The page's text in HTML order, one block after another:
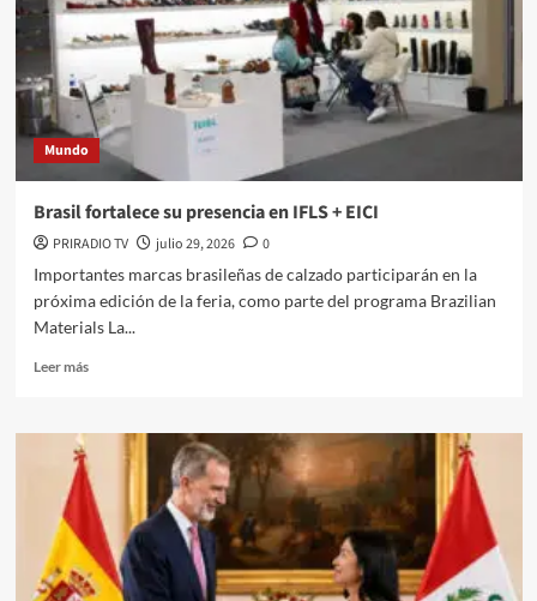
encuentro
del
mapa
exportador
del
mueble
brasileño
Mundo
Brasil fortalece su presencia en IFLS + EICI
PRIRADIO TV julio 29, 2026
0
Importantes marcas brasileñas de calzado participarán en la
próxima edición de la feria, como parte del programa Brazilian
Materials La...
Leer másLeer
Brasil
fortalece
su
presencia
en
IFLS
+
EICI